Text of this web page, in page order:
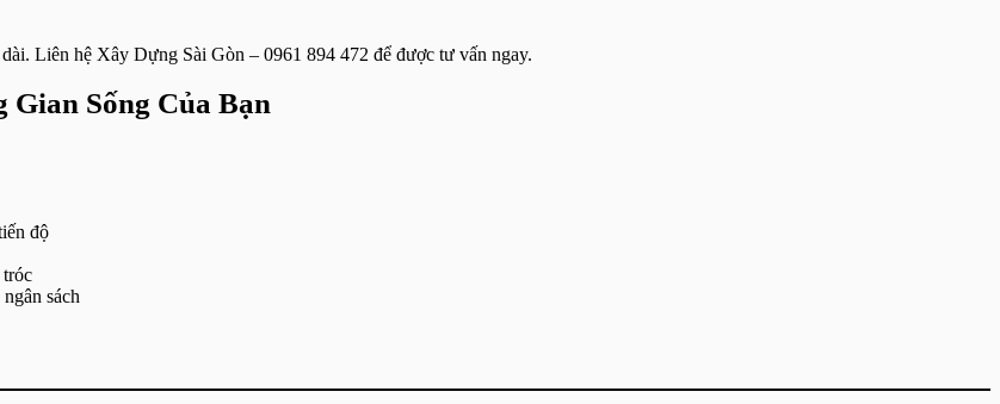
Liên hệ Xây Dựng Sài Gòn – 0961 894 472 để được tư vấn ngay.
Sống Của Bạn
độ
tróc
sách